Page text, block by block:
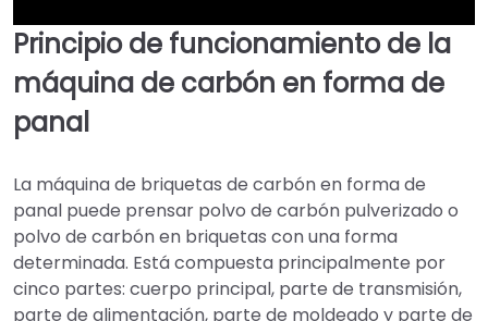
►
Principio de funcionamiento de la
máquina de carbón en forma de
panal
La máquina de briquetas de carbón en forma de
panal puede prensar polvo de carbón pulverizado o
polvo de carbón en briquetas con una forma
determinada. Está compuesta principalmente por
cinco partes: cuerpo principal, parte de transmisión,
parte de alimentación, parte de moldeado y parte de